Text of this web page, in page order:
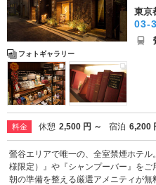
フォトギャラリー
東京
03-
料金 休憩 2,500 円 ～ 宿泊 6,200
鶯谷エリアで唯一の、全室禁煙ホテ
様限定）』や『シャンプーバー』を
朝の準備を整える厳選アメニティが